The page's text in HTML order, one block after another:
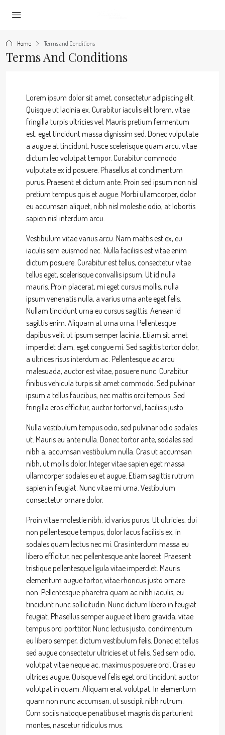
Home Terms and Conditions
Terms And Conditions
Lorem ipsum dolor sit amet, consectetur adipiscing elit.
Quisque ut lacinia ex. Curabitur iaculis elit lorem, vitae
fringilla turpis ultricies vel. Mauris pretium fermentum
est, eget tincidunt massa dignissim sed. Donec vulputate
a augue at tincidunt. Fusce scelerisque quam arcu, vitae
dictum leo volutpat tempor. Curabitur commodo
vulputate ex id posuere. Phasellus at condimentum
purus. Praesent et dictum ante. Proin sed ipsum non nisl
pretium tempus quis et augue. Morbi ullamcorper, dolor
eu accumsan aliquet, nibh nisl molestie odio, at lobortis
sapien nisl interdum arcu.
Vestibulum vitae varius arcu. Nam mattis est ex, eu
iaculis sem euismod nec. Nulla facilisis est vitae enim
dictum posuere. Curabitur est tellus, consectetur vitae
tellus eget, scelerisque convallis ipsum. Ut id nulla
mauris. Proin placerat, mi eget cursus mollis, nulla
ipsum venenatis nulla, a varius urna ante eget felis.
Nullam tincidunt urna eu cursus sagittis. Aenean id
sagittis enim. Aliquam at urna urna. Pellentesque
dapibus velit ut ipsum semper lacinia. Etiam sit amet
imperdiet diam, eget congue mi. Sed sagittis tortor dolor,
a ultrices risus interdum ac. Pellentesque ac arcu
malesuada, auctor est vitae, posuere nunc. Curabitur
finibus vehicula turpis sit amet commodo. Sed pulvinar
ipsum a tellus faucibus, nec mattis orci tempus. Sed
fringilla eros efficitur, auctor tortor vel, facilisis justo.
Nulla vestibulum tempus odio, sed pulvinar odio sodales
ut. Mauris eu ante nulla. Donec tortor ante, sodales sed
nibh a, accumsan vestibulum nulla. Cras ut accumsan
nibh, ut mollis dolor. Integer vitae sapien eget massa
ullamcorper sodales eu et augue. Etiam sagittis rutrum
sapien in feugiat. Nunc vitae mi urna. Vestibulum
consectetur ornare dolor.
Proin vitae molestie nibh, id varius purus. Ut ultricies, dui
non pellentesque tempus, dolor lacus facilisis ex, in
sodales quam lectus nec mi. Cras interdum massa eu
libero efficitur, nec pellentesque ante laoreet. Praesent
tristique pellentesque ligula vitae imperdiet. Mauris
elementum augue tortor, vitae rhoncus justo ornare
non. Pellentesque pharetra quam ac nibh iaculis, eu
tincidunt nunc sollicitudin. Nunc dictum libero in feugiat
feugiat. Phasellus semper augue et libero gravida, vitae
tempus orci porttitor. Nunc lectus justo, condimentum
eu libero semper, dictum vestibulum felis. Donec et tellus
sed augue consectetur ultricies et ut felis. Sed sem odio,
volutpat vitae neque ac, maximus posuere orci. Cras eu
ultrices augue. Quisque vel felis eget orci tincidunt auctor
volutpat in quam. Aliquam erat volutpat. In elementum
quam non nunc accumsan, ut suscipit nibh rutrum.
Cum sociis natoque penatibus et magnis dis parturient
montes, nascetur ridiculus mus.